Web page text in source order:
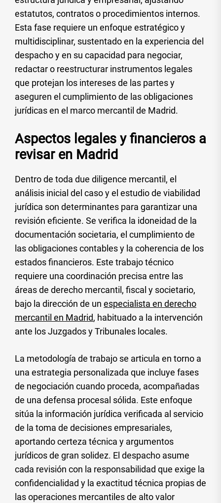
estatutos, contratos o procedimientos internos.
Esta fase requiere un enfoque estratégico y
multidisciplinar, sustentado en la experiencia del
despacho y en su capacidad para negociar,
redactar o reestructurar instrumentos legales
que protejan los intereses de las partes y
aseguren el cumplimiento de las obligaciones
jurídicas en el marco mercantil de Madrid.
Aspectos legales y financieros a
revisar en Madrid
Dentro de toda due diligence mercantil, el
análisis inicial del caso y el estudio de viabilidad
jurídica son determinantes para garantizar una
revisión eficiente. Se verifica la idoneidad de la
documentación societaria, el cumplimiento de
las obligaciones contables y la coherencia de los
estados financieros. Este trabajo técnico
requiere una coordinación precisa entre las
áreas de derecho mercantil, fiscal y societario,
bajo la dirección de un especialista en derecho
mercantil en Madrid, habituado a la intervención
ante los Juzgados y Tribunales locales.
La metodología de trabajo se articula en torno a
una estrategia personalizada que incluye fases
de negociación cuando proceda, acompañadas
de una defensa procesal sólida. Este enfoque
sitúa la información jurídica verificada al servicio
de la toma de decisiones empresariales,
aportando certeza técnica y argumentos
jurídicos de gran solidez. El despacho asume
cada revisión con la responsabilidad que exige la
confidencialidad y la exactitud técnica propias de
las operaciones mercantiles de alto valor